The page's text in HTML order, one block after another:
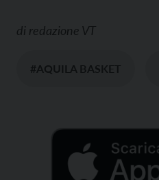
di redazione VT
#AQUILA BASKET